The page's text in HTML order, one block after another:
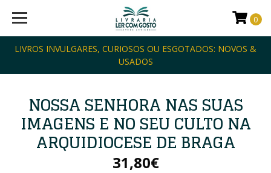
LIVROS INVULGARES, CURIOSOS OU ESGOTADOS: NOVOS &
USADOS
0
NOSSA SENHORA NAS SUAS
IMAGENS E NO SEU CULTO NA
ARQUIDIOCESE DE BRAGA
31,80€